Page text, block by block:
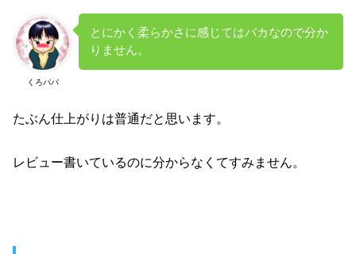
くろパパ
とにかく柔らかさに感じてはバカなので分か
りません。
たぶん仕上がりは普通だと思います。
レビュー書いているのに分からなくてすみません。